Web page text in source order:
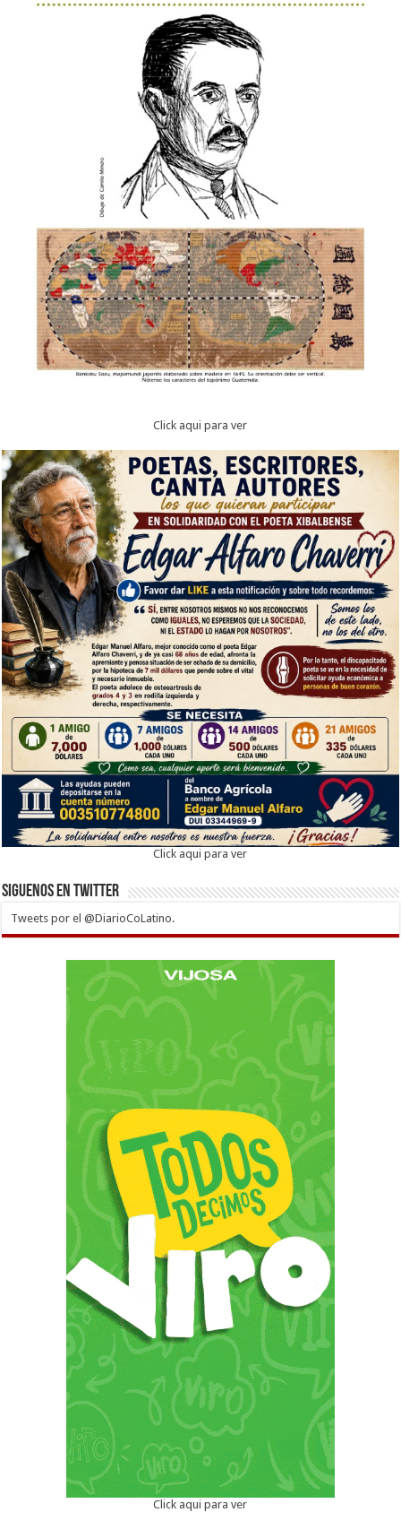
Click aqui para ver
Click aqui para ver
Siguenos en twitter
Tweets por el @DiarioCoLatino.
Click aqui para ver